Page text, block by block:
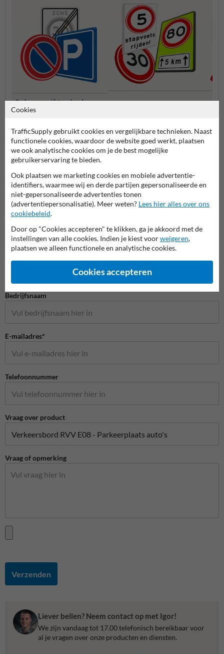
Parkeren en stilstaan borden
(E-serie)
Verkeersborden RVV
Stel je vraag aan Scheepvaartbord.nl
Bedrijfsnaam
E-mailadres*
Telefoonnummer
Vraag over product
Vraag of opmerking
Verzenden
Liever bellen? Neem contact op met Igor!
We zijn vandaag tot 17.00 telefonisch bereikbaar voor
al je vragen over onze producten en diensten.
Cookies
TrafficSupply gebruikt cookies en vergelijkbare technieken. Naast
functionele cookies, waardoor de website goed werkt, plaatsen
we ook analytische cookies om je de best mogelijke
gebruikerservaring te bieden.
Ook plaatsen we marketing cookies en mobiele advertentie-
identifiers, waarmee wij en derde partijen gepersonaliseerde en
niet-gepersonaliseerde advertenties tonen
(advertentiepersonalisatie). Meer weten? Lees hier alles over ons
cookiebeleid.
Door op "Cookies accepteren" te klikken, ga je akkoord met de
instellingen van alle cookies. Indien je kiest voorweigeren,
plaatsen we alleen functionele en analytische cookies.
Cookies accepteren